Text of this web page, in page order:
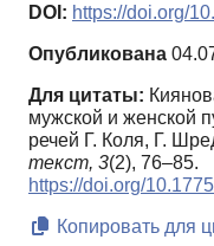
DOI: https://doi.org/
Опубликована
Для цитаты:
мужской и женской
речей Г. Коля, Г.
текст, 3(2), 76–85.
https://doi.org/
Копировать для